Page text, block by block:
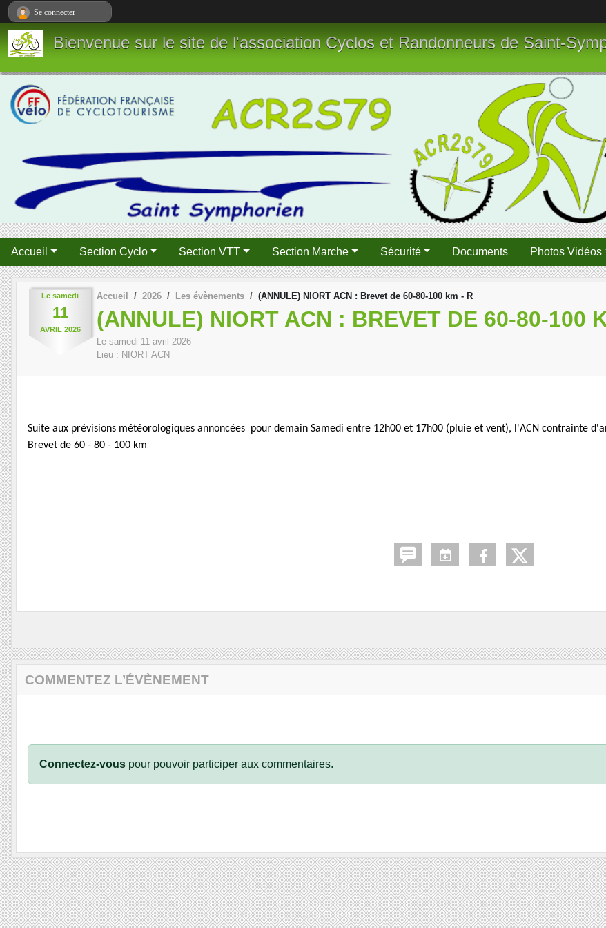
Bienvenue sur le site de l'association Cyclos et Randonneurs de Saint-
Accueil Section Cyclo Section VTT Section Marche Sécurité Documents Photos Vidéos
Le samedi
11
AVRIL 2026
Accueil 2026 Les évènements (ANNULE) NIORT ACN : Brevet de 60-80-100 km - R
(ANNULE) NIORT ACN : BREVET DE 60-80-100
Le samedi 11 avril 2026
Lieu : NIORT ACN
Suite aux prévisions météorologiques annoncées pour demain Samedi entre 12h00 et 17h00 (pluie et vent), l'ACN contrainte
Brevet de 60 - 80 - 100 km
COMMENTEZ L’ÉVÈNEMENT
Connectez-vous pour pouvoir participer aux commentaires.
Se connecter
Panneau de gestion des cookies